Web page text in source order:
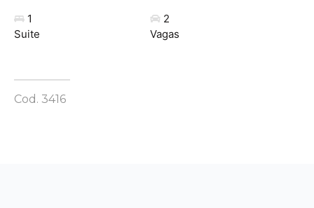
1
Suite
2
Vagas
Cod. 3416